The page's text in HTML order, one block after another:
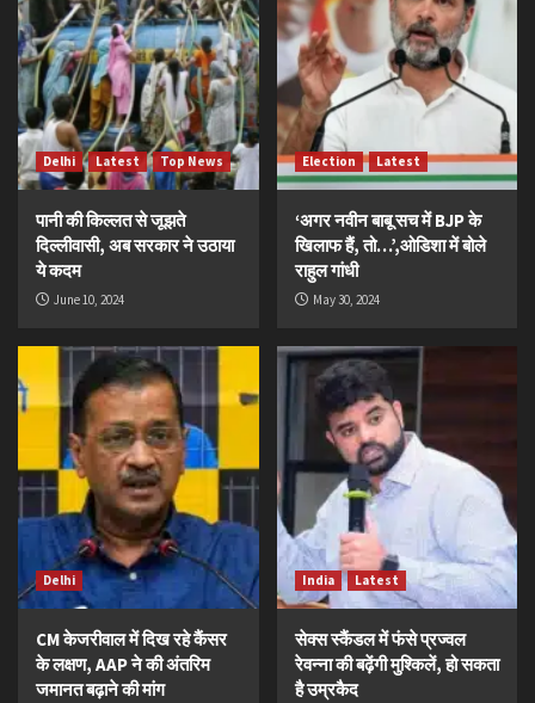
Delhi Latest Top News
पानी की किल्लत से जूझते
दिल्लीवासी, अब सरकार ने उठाया
ये कदम
June 10, 2024
Election Latest
‘अगर नवीन बाबू सच में BJP के
खिलाफ हैं, तो…’,ओडिशा में बोले
राहुल गांधी
May 30, 2024
Delhi
CM केजरीवाल में दिख रहे कैंसर
के लक्षण, AAP ने की अंतरिम
जमानत बढ़ाने की मांग
India Latest
सेक्स स्कैंडल में फंसे प्रज्वल
रेवन्ना की बढ़ेंगी मुश्किलें, हो सकता
है उम्रकैद